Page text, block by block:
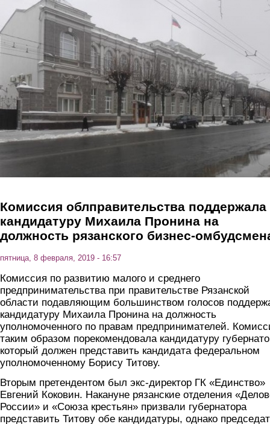
Перейти к основному содержанию
Комиссия облправительства поддержала
кандидатуру Михаила Пронина на
должность рязанского бизнес-
пятница, 8 февраля, 2019 - 16:57
Комиссия по развитию малого и среднего
предпринимательства при правительстве Рязанской
области подавляющим большинством голосов
кандидатуру Михаила Пронина на должность
уполномоченного по правам предпринимателей.
таким образом порекомендовала кандидатуру
который должен представить кандидата федеральном
уполномоченному Борису Титову.
Вторым претендентом был экс-директор ГК «Единство»
Евгений Коковин. Накануне рязанские отделения
России» и «Союза крестьян» призвали губернатора
представить Титову обе кандидатуры, однако